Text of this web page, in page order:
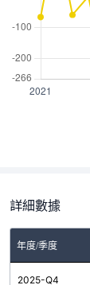
詳細數據
年度/季度
2025-Q4